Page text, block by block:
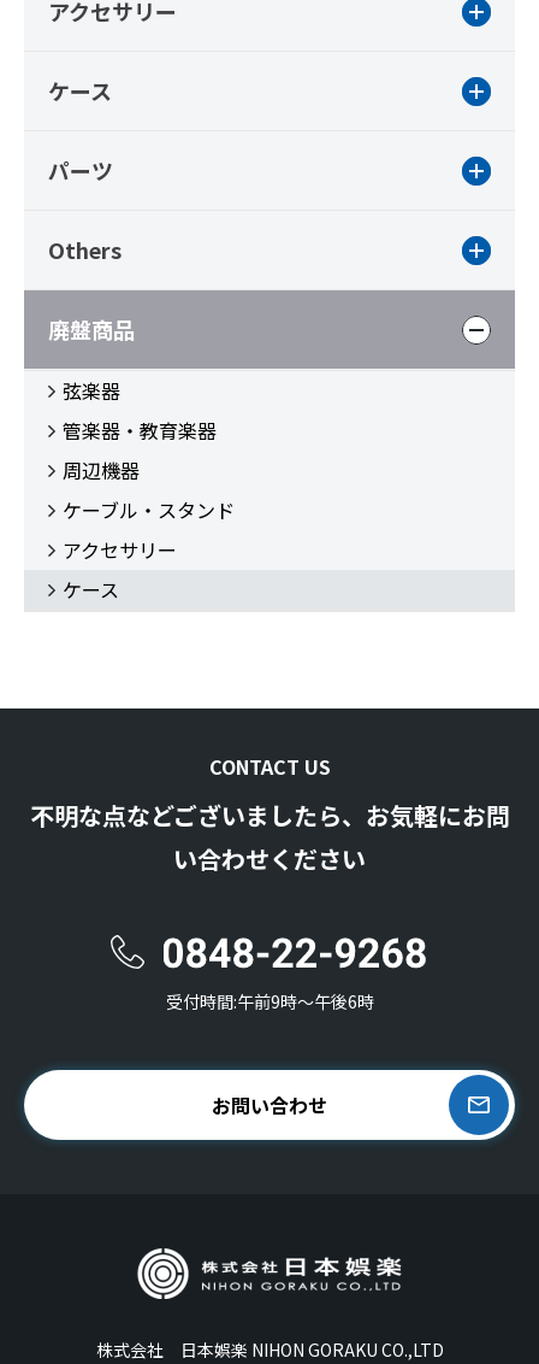
アクセサリー
ケース
パーツ
Others
廃盤商品
弦楽器
管楽器・教育楽器
周辺機器
ケーブル・スタンド
アクセサリー
ケース
CONTACT US
不明な点などございましたら、お気軽にお問
い合わせください
受付時間:午前9時〜午後6時
お問い合わせ
株式会社 日本娯楽 NIHON GORAKU CO.,LTD